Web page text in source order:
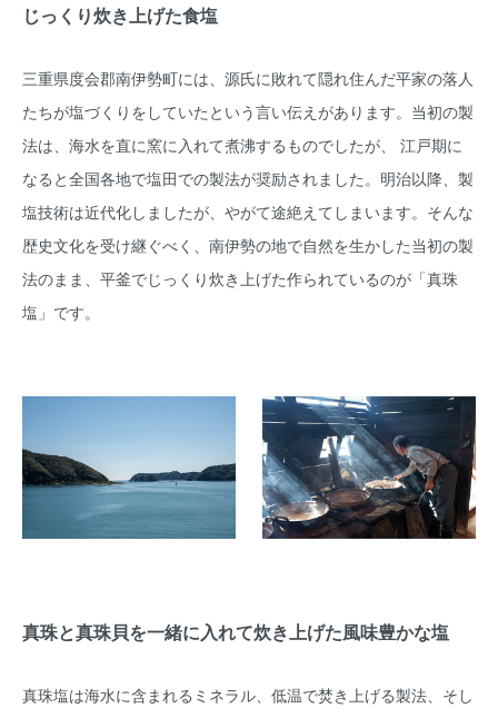
じっくり炊き上げた食塩
三重県度会郡南伊勢町には、源氏に敗れて隠れ住んだ平家の落人
たちが塩づくりをしていたという言い伝えがあります。当初の製
法は、海水を直に窯に入れて煮沸するものでしたが、 江戸期に
なると全国各地で塩田での製法が奨励されました。明治以降、製
塩技術は近代化しましたが、やがて途絶えてしまいます。そんな
歴史文化を受け継ぐべく、南伊勢の地で自然を生かした当初の製
法のまま、平釜でじっくり炊き上げた作られているのが「真珠
塩」です。
真珠と真珠貝を一緒に入れて炊き上げた風味豊かな塩
真珠塩は海水に含まれるミネラル、低温で焚き上げる製法、そし